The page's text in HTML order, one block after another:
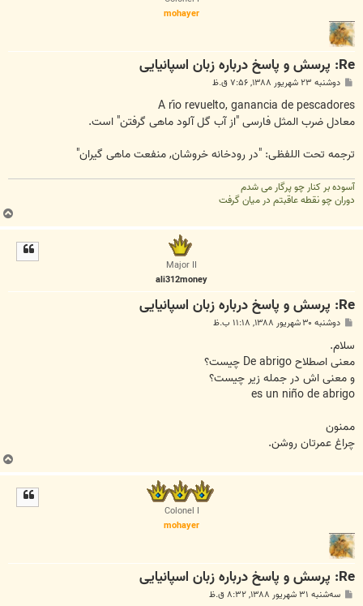
mohayer
Re: پرسش و پاسخ درباره زبان اسپانیایی
ت
دوشنبه ۲۳ شهریور ۱۳۸۸, ۷:۵۶ ق.ظ
A río revuelto, ganancia de pescadores
معادل ضرب المثل فارسی "از آب گل آلود ماهی گرفتن" است.
ترجمه تحت اللفظی: "در رودخانه خروشان, منفعت ماهی گیران"
آسوده بر کنار چو پرگار می شدم
دوران چو نقطه عاقبتم در میان گرفت
Major II
ali312money
Re: پرسش و پاسخ درباره زبان اسپانیایی
ت
دوشنبه ۳۰ شهریور ۱۳۸۸, ۱۱:۱۸ ب.ظ
سلام.
معنی اصطلاح De abrigo چیست؟
و معنی اش در جمله زیر چیست؟
es un niño de abrigo
ممنون
چراغ عمرتان روشن.
Colonel I
mohayer
Re: پرسش و پاسخ درباره زبان اسپانیایی
سه‌شنبه ۳۱ شهریور ۱۳۸۸, ۸:۳۲ ق.ظ